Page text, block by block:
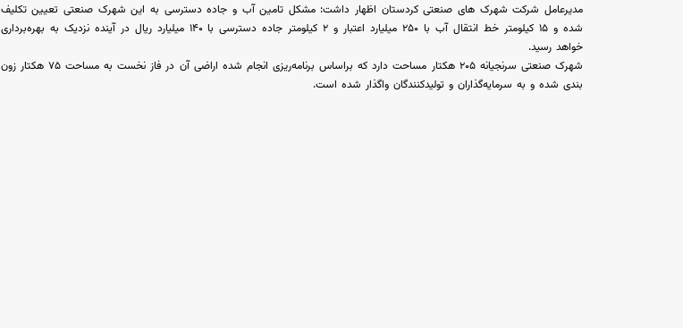
مدیرعامل شرکت شهرک های صنعتی کردستان اظهار داشت: مشکل تامین آب و جاده دسترسی به این شهرک صنعتی تعیین تکلیف
شده و ۱۵ کیلومتر خط انتقال آب با ۲۵۰ میلیارد اعتبار و ۲ کیلومتر جاده دسترسی با ۱۴۰ میلیارد ریال در آینده نزدیک به بهره‌برداری
خواهد رسید.
شهرک صنعتی سرنجیانه ۲۰۵ هکتار مساحت دارد که براساس برنامه‌ریزی انجام شده اراضی آن در فاز نخست به مساحت ۷۵ هکتار زون
بندی شده و به سرمایه‌گذاران و تولیدکنندگان واگذار شده است.